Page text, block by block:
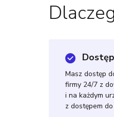
Masz dostęp
firmy 24/7 z
i na każdym
z dostępem